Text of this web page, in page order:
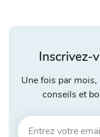
Inscrivez-
Une fois par
conseils et